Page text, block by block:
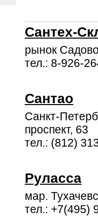
Сантех-
рынок
тел.: 8-926-
Сантао
Санкт-
проспект, 63
тел.: (812)
Руласса
мар.
тел.: +7(495)